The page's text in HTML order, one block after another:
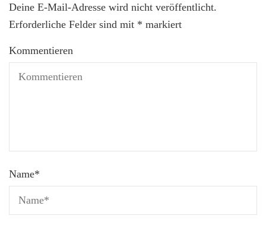
Deine E-Mail-Adresse wird nicht veröffentlicht.
Erforderliche Felder sind mit * markiert
Kommentieren
Name*